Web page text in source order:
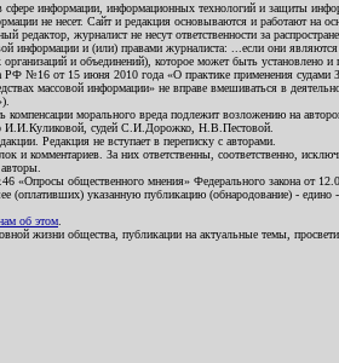
сфере информации, информационных технологий и защиты
не несет. Сайт и редакция основываются и работают на
журналист не несут ответственности за
информации и (или) правами журналиста: ...если они
и объединений), которое может быть установлено
№16 от 15 июня 2010 года «О практике применения
массовой информации» не вправе вмешиваться в
морального вреда подлежит возложению на
И.И.Куликовой, судей С.И.Дорожко, Н.В.Пестовой.
Редакция не вступает в переписку с авторами.
и комментариев. За них ответственны, соответственно,
«Опросы общественного мнения» Федерального закона от
(оплативших) указанную публикацию (обнародование) - едино -
об этом
жизни общества, публикации на актуальные темы,